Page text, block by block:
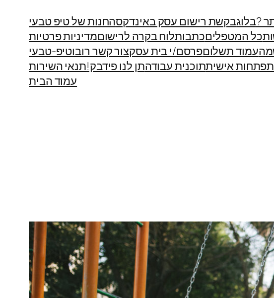
?בלוגבקשת רישום עסק באינדקסהחנות של טיפ טבעי
כל המטפליםכתבותלוח בקרה לרישוםמדיניות פרטיות
עמוד תשלוםפרסם/י בית עסקצור קשר רובוטיפ-טבעי
אישיתתוכנית עבודהתן לנו פידבק!תנאי השירות
עמוד הבית